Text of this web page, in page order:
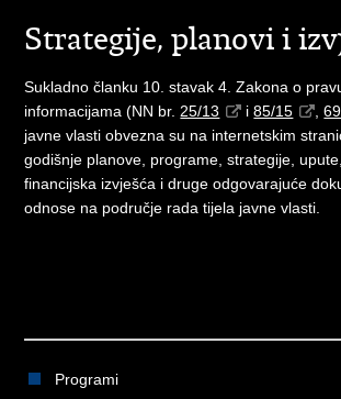
Strategije, planovi i
Sukladno članku 10. stavak 4. Zakona o
informacijama (NN br. 25/13 i85/15 ,
javne vlasti obvezna su na internetskim
godišnje planove, programe, strategije,
financijska izvješća i druge odgovarajuće
odnose na područje rada tijela javne vlasti.
Programi